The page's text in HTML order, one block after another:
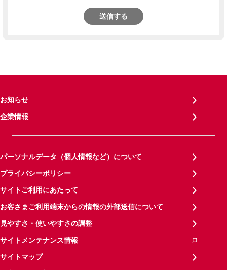
送信する
お知らせ
企業情報
パーソナルデータ（個人情報など）について
プライバシーポリシー
サイトご利用にあたって
お客さまご利用端末からの情報の外部送信について
見やすさ・使いやすさの調整
サイトメンテナンス情報
サイトマップ